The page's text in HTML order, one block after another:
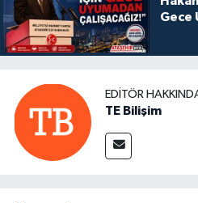
Gece
EDITÖR
TE Bilişim